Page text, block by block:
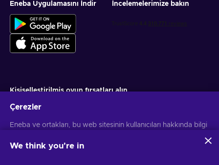
Eneba Uygulamasını İndir İncelemelerimize bakın
Kişiselleştirilmiş oyun fırsatları alın
Aboneliğinizi istediğiniz zaman iptal edebilirsiniz. Daha fazla bilgi için
Çerezler
Eneba ve ortakları, bu web sitesinin kullanıcıları hakkında bilgi
kullanır. Bu bilgileri sitedeki içerik, reklamcılık ve diğer
We think you're in